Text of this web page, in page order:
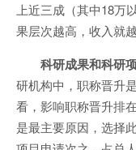
上近三成（其中18万
果层次越高，收入就越
科研成果和科研
研机构中，职称晋升
看，影响职称晋升排
是最主要原因，选择